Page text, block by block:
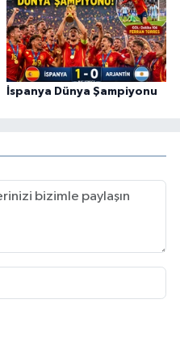
İspanya Dünya Şampiyonu